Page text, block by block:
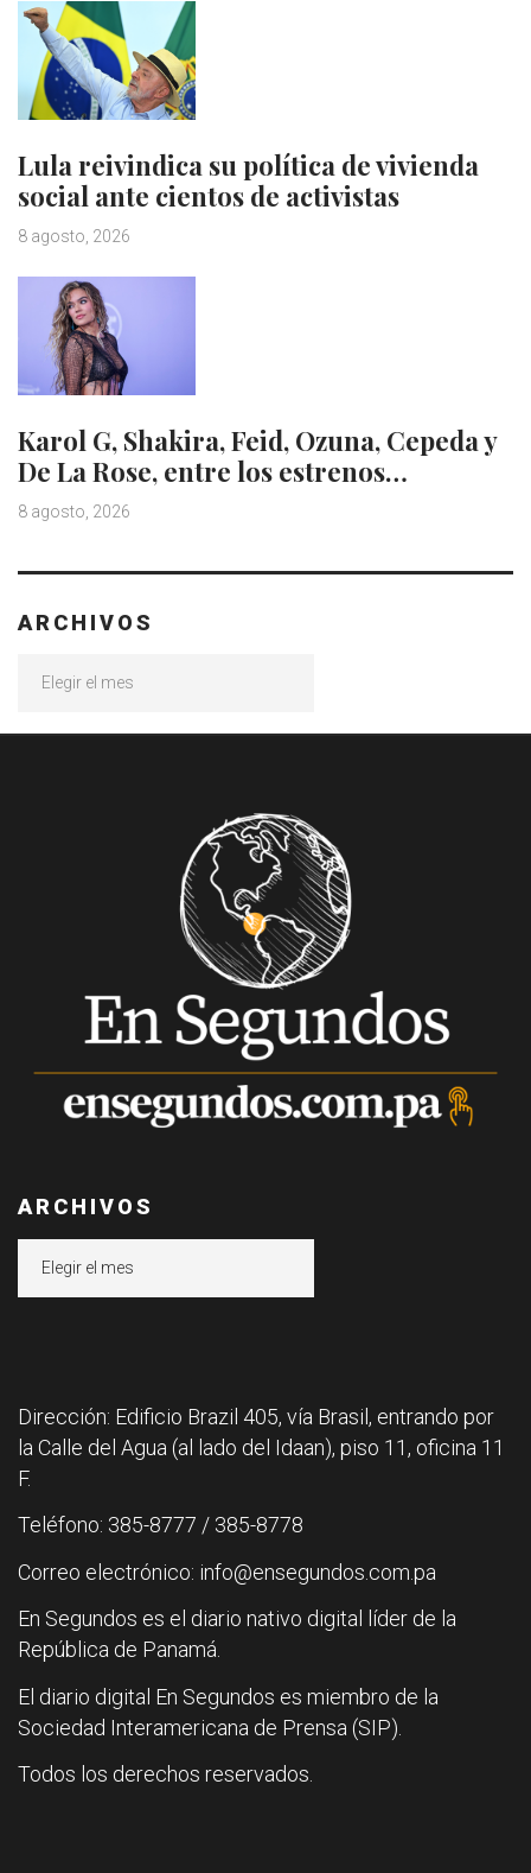
Lula reivindica su política de vivienda
social ante cientos de activistas
8 agosto, 2026
Karol G, Shakira, Feid, Ozuna, Cepeda y
De La Rose, entre los estrenos…
8 agosto, 2026
ARCHIVOS
ARCHIVOS
Dirección: Edificio Brazil 405, vía Brasil, entrando por
la Calle del Agua (al lado del Idaan), piso 11, oficina 11
F.
Teléfono: 385-8777 / 385-8778
Correo electrónico: info@ensegundos.com.pa
En Segundos es el diario nativo digital líder de la
República de Panamá.
El diario digital En Segundos es miembro de la
Sociedad Interamericana de Prensa (SIP).
Todos los derechos reservados.